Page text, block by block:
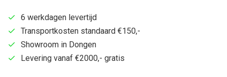
6 werkdagen levertijd
Transportkosten standaard €150,-
Showroom in Dongen
Levering vanaf €2000,- gratis